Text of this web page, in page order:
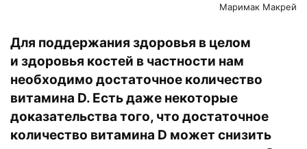
Маримак Макрей
Для поддержания здоровья в целом
и здоровья костей в частности нам
необходимо достаточное количество
витамина D. Есть даже некоторые
доказательства того, что достаточное
количество витамина D может снизить